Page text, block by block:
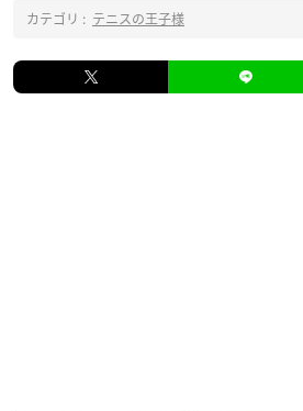
カテゴリ : テニスの王子様